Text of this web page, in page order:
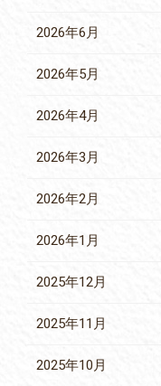
2026年6月
2026年5月
2026年4月
2026年3月
2026年2月
2026年1月
2025年12月
2025年11月
2025年10月